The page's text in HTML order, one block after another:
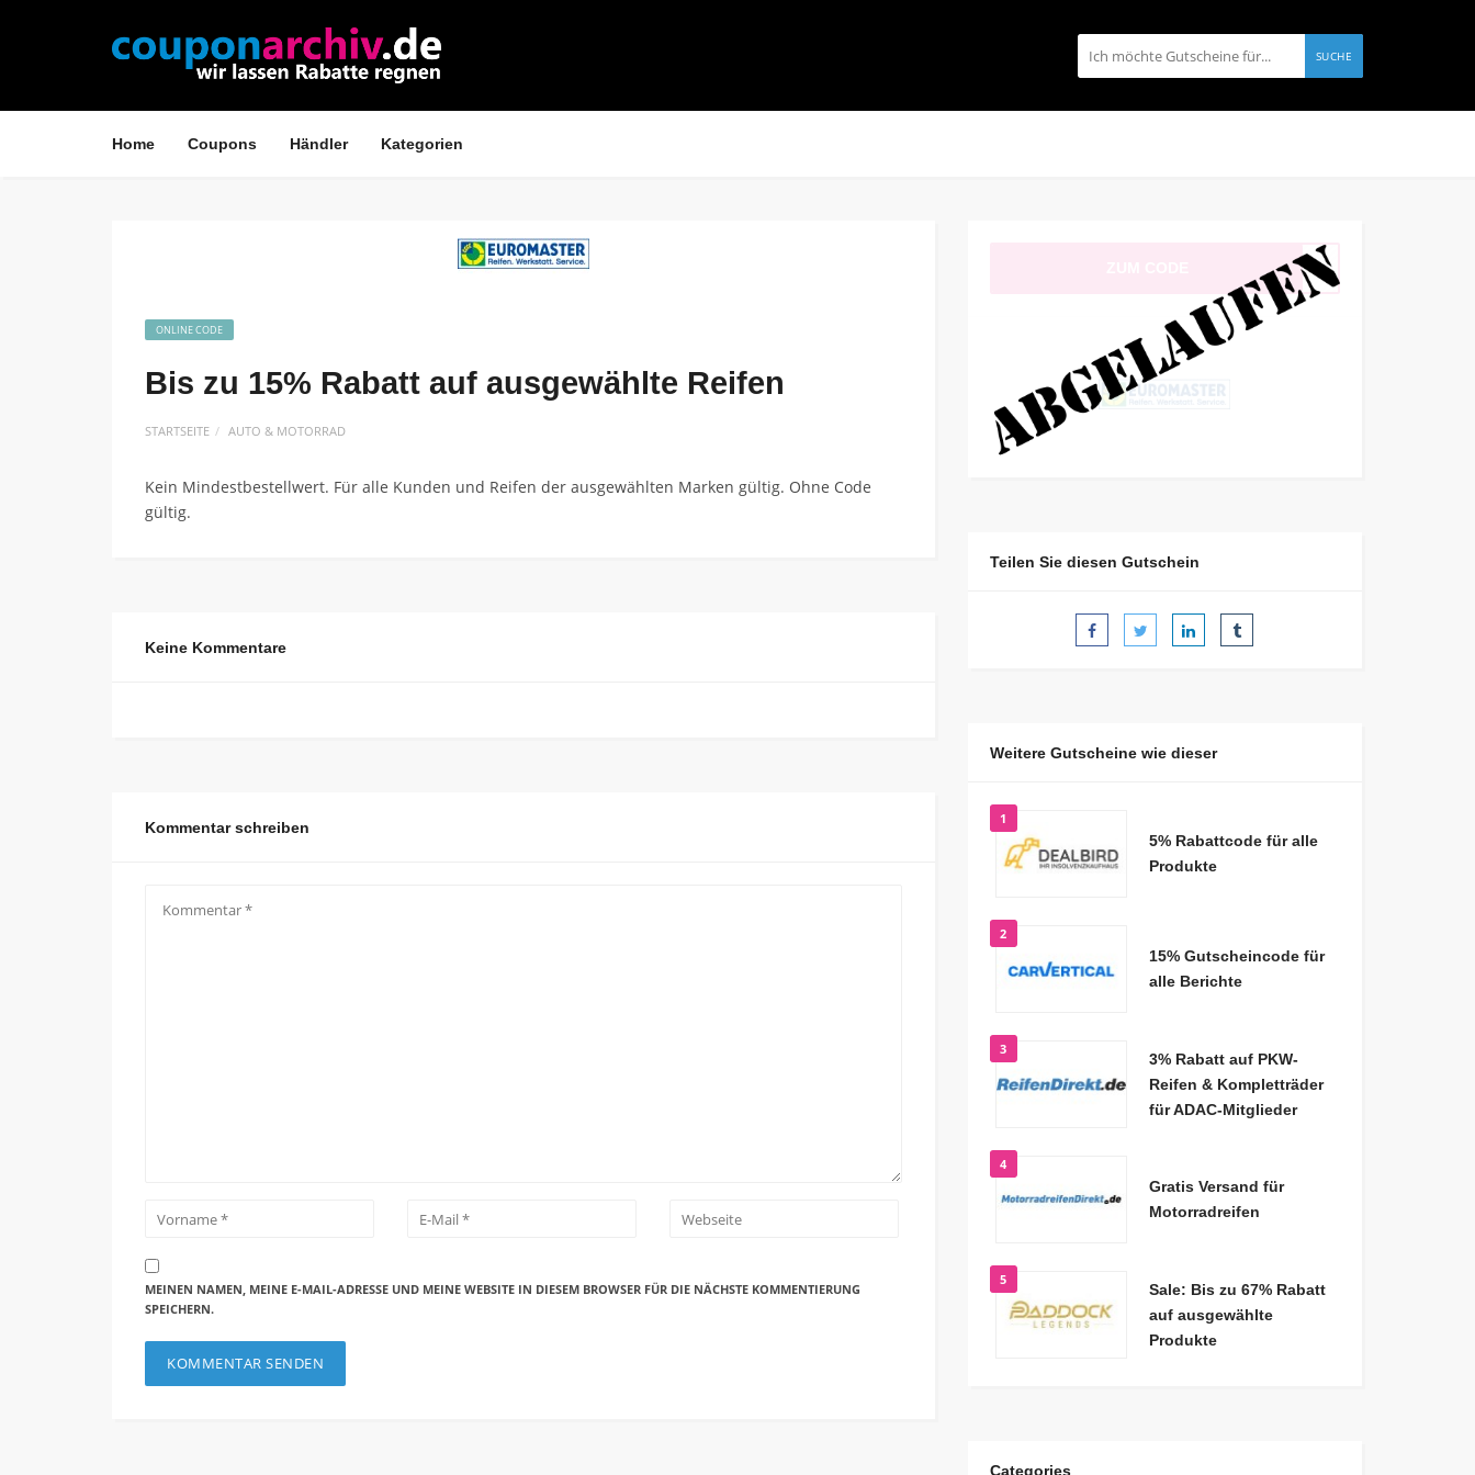
SUCHE
Home Coupons Händler Kategorien
ONLINE CODE
Bis zu 15% Rabatt auf ausgewählte Reifen
STARTSEITE AUTO & MOTORRAD
Kein Mindestbestellwert. Für alle Kunden und Reifen der ausgewählten Marken gültig. Ohne Code
gültig.
Keine Kommentare
Kommentar schreiben
MEINEN NAMEN, MEINE E-MAIL-ADRESSE UND MEINE WEBSITE IN DIESEM BROWSER FÜR DIE NÄCHSTE KOMMENTIERUNG
SPEICHERN.
Teilen Sie diesen Gutschein
Weitere Gutscheine wie dieser
1
5% Rabattcode für alle
Produkte
2
15% Gutscheincode für
alle Berichte
3
3% Rabatt auf PKW-
Reifen & Kompletträder
für ADAC-Mitglieder
4
Gratis Versand für
Motorradreifen
5
Sale: Bis zu 67% Rabatt
auf ausgewählte
Produkte
Categories